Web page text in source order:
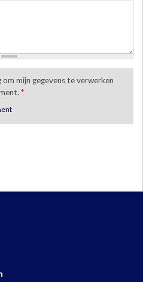
mijn gegevens te verwerken
*